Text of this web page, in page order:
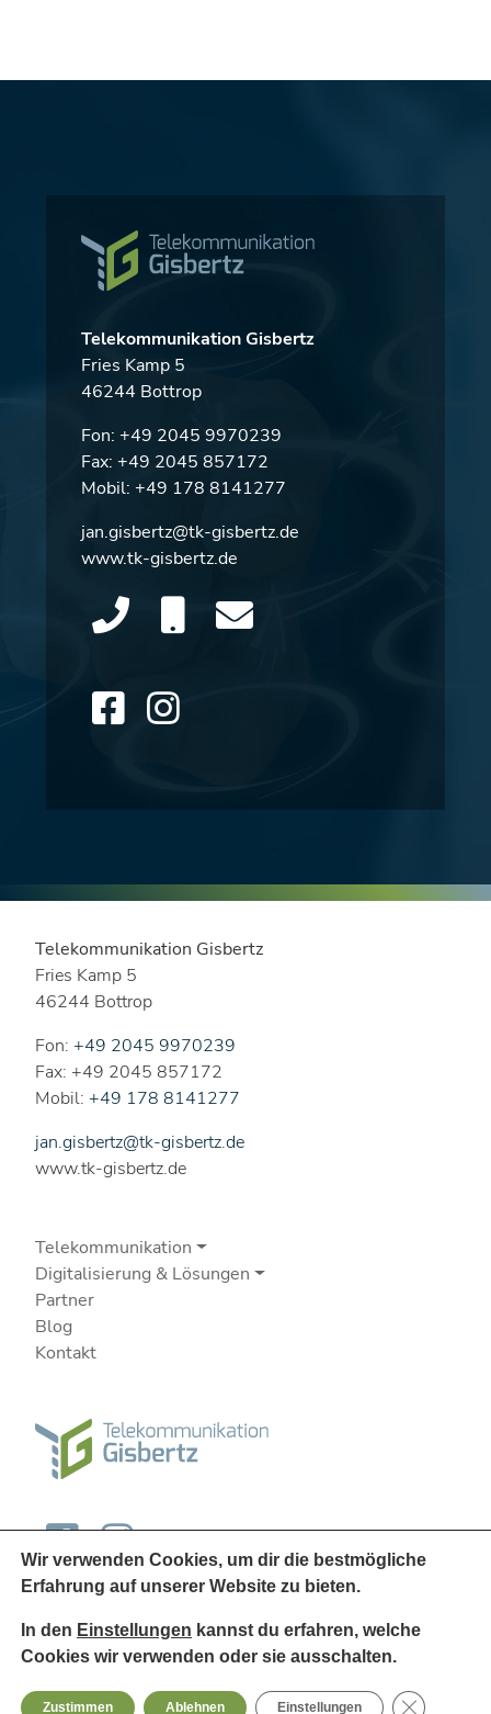
Telekommunikation Gisbertz
Fries Kamp 5
46244 Bottrop
Fon: +49 2045 9970239
Fax: +49 2045 857172
Mobil: +49 178 8141277
jan.gisbertz@tk-gisbertz.de
www.tk-gisbertz.de
Telekommunikation Gisbertz
Fries Kamp 5
46244 Bottrop
Fon: +49 2045 9970239
Fax: +49 2045 857172
Mobil: +49 178 8141277
jan.gisbertz@tk-gisbertz.de
www.tk-gisbertz.de
Telekommunikation
Digitalisierung & Lösungen
Partner
Blog
Kontakt
© 2026Telekommunikation Gisbertz
Wir verwenden Cookies, um dir die bestmögliche
Erfahrung auf unserer Website zu bieten.
In den Einstellungen kannst du erfahren, welche
Cookies wir verwenden oder sie ausschalten.
Zustimmen Ablehnen Einstellungen GDPR